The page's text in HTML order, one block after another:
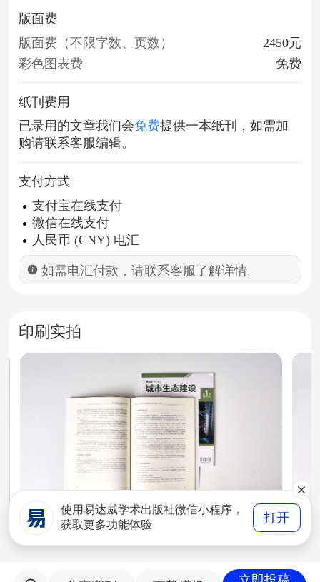
版面费
版面费（不限字数、页数）
2450元
彩色图表费
免费
纸刊费用
已录用的文章我们会免费提供一本纸刊，如需加
购请联系客服编辑。
支付方式
支付宝在线支付
微信在线支付
人民币 (CNY) 电汇
如需电汇付款，请联系客服了解详情。
印刷实拍
使用易达威学术出版社微信小程序，
获取更多功能体验
打开